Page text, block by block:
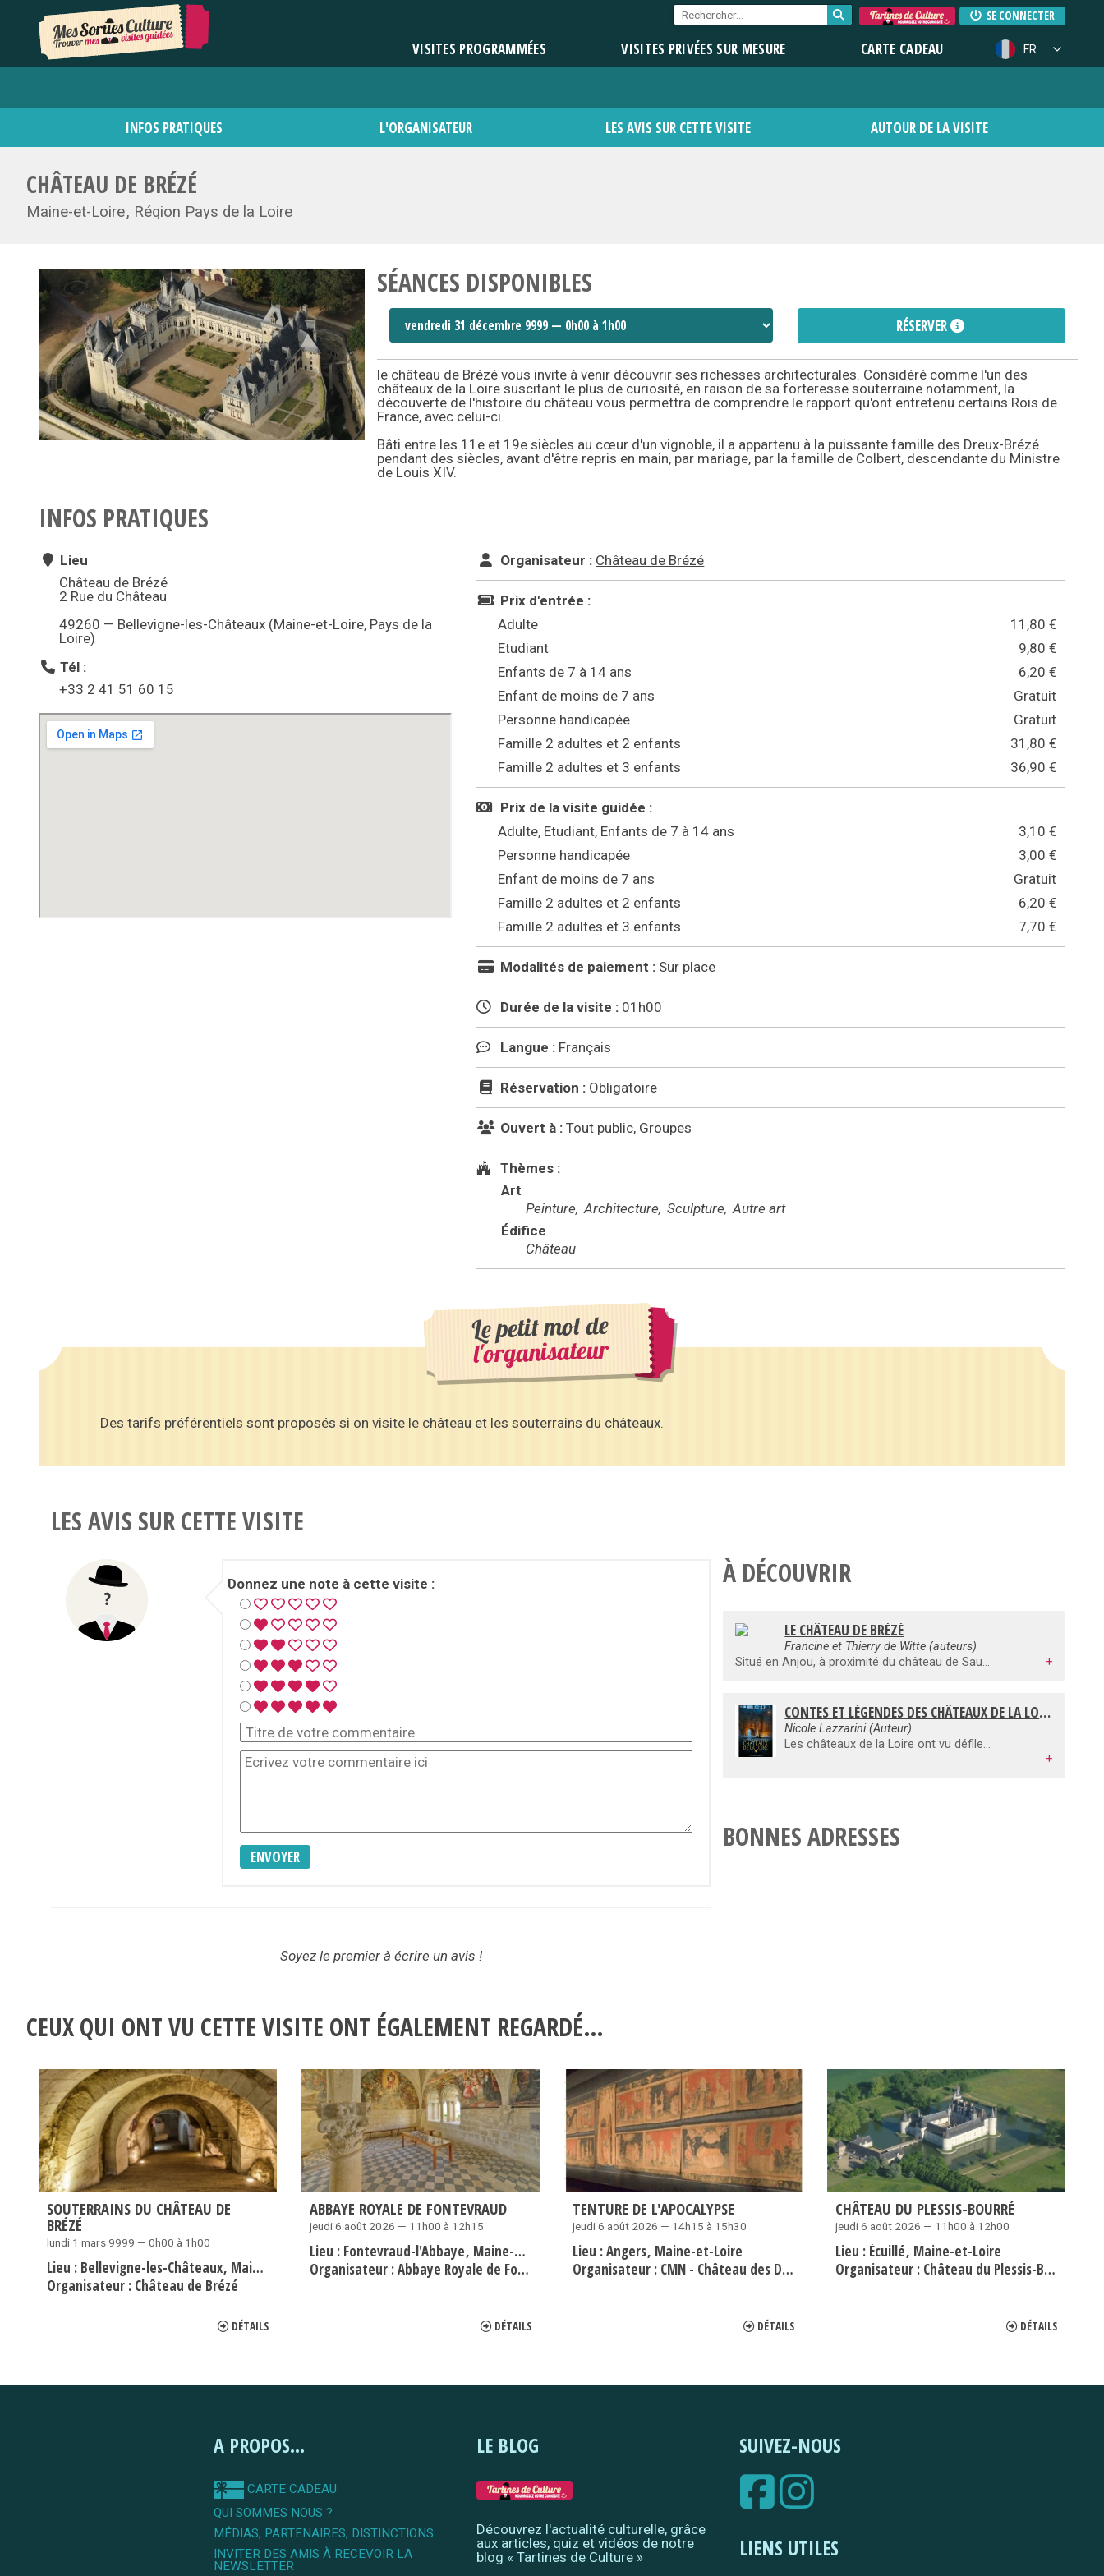
SE CONNECTER
VISITES PROGRAMMÉES VISITES PRIVÉES SUR MESURE CARTE CADEAU FR
INFOS PRATIQUES L'ORGANISATEUR LES AVIS SUR CETTE VISITE AUTOUR DE LA VISITE
CHÂTEAU DE BRÉZÉ
Maine-et-Loire Région Pays de la Loire
SÉANCES DISPONIBLES
RÉSERVER
le château de Brézé vous invite à venir découvrir ses richesses architecturales. Considéré comme l'un des
châteaux de la Loire suscitant le plus de curiosité, en raison de sa forteresse souterraine notamment, la
découverte de l'histoire du château vous permettra de comprendre le rapport qu'ont entretenu certains Rois de
France, avec celui-ci.
Bâti entre les 11e et 19e siècles au cœur d'un vignoble, il a appartenu à la puissante famille des Dreux-Brézé
pendant des siècles, avant d'être repris en main, par mariage, par la famille de Colbert, descendante du Ministre
de Louis XIV.
INFOS PRATIQUES
Lieu
Château de Brézé
2 Rue du Château
49260 — Bellevigne-les-Châteaux (Maine-et-Loire, Pays de la
Loire)
Tél :
+33 2 41 51 60 15
Organisateur : Château de Brézé
Prix d'entrée :
Adulte
11,80 €
Etudiant
9,80 €
Enfants de 7 à 14 ans
6,20 €
Enfant de moins de 7 ans
Gratuit
Personne handicapée
Gratuit
Famille 2 adultes et 2 enfants
31,80 €
Famille 2 adultes et 3 enfants
36,90 €
Prix de la visite guidée :
Adulte, Etudiant, Enfants de 7 à 14 ans
3,10 €
Personne handicapée
3,00 €
Enfant de moins de 7 ans
Gratuit
Famille 2 adultes et 2 enfants
6,20 €
Famille 2 adultes et 3 enfants
7,70 €
Modalités de paiement : Sur place
Durée de la visite : 01h00
Langue : Français
Réservation : Obligatoire
Ouvert à : Tout public, Groupes
Thèmes :
Art
Peinture Architecture Sculpture Autre art
Édifice
Château
Le petit mot de
l'organisateur
Des tarifs préférentiels sont proposés si on visite le château et les souterrains du châteaux.
LES AVIS SUR CETTE VISITE
Donnez une note à cette visite :
ENVOYER
Soyez le premier à écrire un avis !
À DÉCOUVRIR
LE CHÂTEAU DE BRÉZÉ
Francine et Thierry de Witte (auteurs)
Situé en Anjou, à proximité du château de Saumur et de l'abbaye de Fontevraud, bien campé sur une douce éminence, au coeur d'un paysage de vignobles, le château retient le regard du promeneur. Etonnant Brézé qui révèle peu à peu ses beautés et ses secrets ! Un domaine complet à découvrir : un château, qui accueillit des personnages historiques de premier plan ; un jardin, et des dépendances, lieux de dégustation de grands crus régionaux ; mais surtout, un insolite et ingénieux château souterrain : exemple assez rare permettant d'appréhender, par une expérience unique, les différents aspects et l'organisation très élaborée d'un habitat troglodytique seigneurial ; un monde onirique et captivant, avec en point d'orgue une animation qui complète et renforce la découverte.
+
CONTES ET LÉGENDES DES CHÂTEAUX DE LA LOIRE
Nicole Lazzarini (Auteur)
Les châteaux de la Loire ont vu défiler un cortège de saints (saint Aignan qui défendit Orléans ou saint Lophard qui débarrassa la Loire d’un méchant dragon), des personnages intrigants (comme à Montsoreau) dont quelques fantômes hantent encore les lieux (telle Charlotte de Brézé au château de Brissac). Ces palais somptueux possèdent des merveilles d’œuvres artistiques comme à Cheverny (plafond peint), Chaumont et Blois (jardins)... Ce sont toutes ces petites histoires qui ont fait la Grande histoire, dans le cadre unique des Châteaux de la Loire.
+
BONNES ADRESSES
CEUX QUI ONT VU CETTE VISITE ONT ÉGALEMENT REGARDÉ…
SOUTERRAINS DU CHÂTEAU DE
BRÉZÉ
lundi 1 mars 9999 — 0h00 à 1h00
Lieu : Bellevigne-les-Châteaux Maine-et-Loire
Organisateur : Château de Brézé
DÉTAILS
ABBAYE ROYALE DE FONTEVRAUD
jeudi 6 août 2026 — 11h00 à 12h15
Lieu : Fontevraud-l'Abbaye Maine-et-Loire
Organisateur :Abbaye Royale de Fontevraud
DÉTAILS
TENTURE DE L'APOCALYPSE
jeudi 6 août 2026 — 14h15 à 15h30
Lieu :Angers Maine-et-Loire
Organisateur : CMN - Château des Ducs d'Angers
DÉTAILS
CHÂTEAU DU PLESSIS-BOURRÉ
jeudi 6 août 2026 — 11h00 à 12h00
Lieu : Écuillé Maine-et-Loire
Organisateur : Château du Plessis-Bourré
DÉTAILS
A PROPOS...
CARTE CADEAU
QUI SOMMES NOUS ?
MÉDIAS, PARTENAIRES, DISTINCTIONS
INVITER DES AMIS À RECEVOIR LA
NEWSLETTER
LE BLOG
Découvrez l'actualité culturelle, grâce
aux articles, quiz et vidéos de notre
blog « Tartines de Culture »
SUIVEZ-NOUS
LIENS UTILES